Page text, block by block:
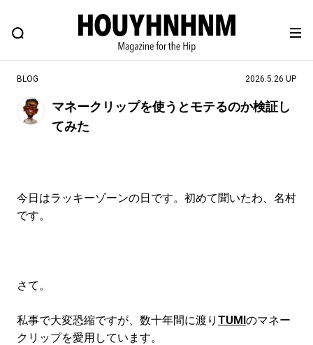
BLOG SNAP
ヒップなファッション、カルチャー、ライフスタイルWEBマガジン
#注目のタグ
#NEW VINTAGE #マイナーグッド図鑑
#路地裏てぃーん。
#ととけん
#LIFESTYLE #SNEAKER #OUTDOOR
#SPORTS #HANDSOME HANDBOOK
BLOG 2026.5.26 UP
マネークリップを使うとモテるのか検証し
てみた
今日はラッキーゾーンの日です。初めて聞いたわ、名村
です。
さて。
私事で大変恐縮ですが、数十年間に渡り TUMIのマネー
クリップを愛用しています。